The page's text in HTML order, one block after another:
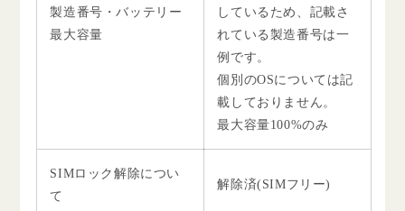
製造番号・バッテリー
最大容量
しているため、記載さ
れている製造番号は一
例です。
個別のOSについては記
載しておりません。
最大容量100%のみ
SIMロック解除につい
て
解除済(SIMフリー)